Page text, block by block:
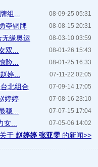
08-09-25 05:31
组...
08-08-15 20:31
夺铜牌
08-03-10 03:59
缘奥运
08-01-26 15:43
双...
08-01-25 16:33
险...
07-11-22 02:05
婷...
07-09-14 17:05
北组合
07-08-16 23:10
婷婷
07-07-15 17:04
稳...
07-05-06 14:02
...
于 赵婷婷 张亚雯 的新闻>>